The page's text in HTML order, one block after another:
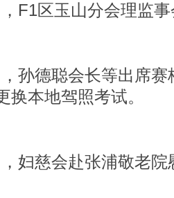
F1区玉山分会理监
孙德聪会长等出席
换本地驾照考试。
妇慈会赴张浦敬老院